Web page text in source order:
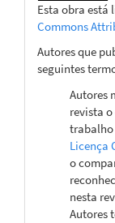
Esta obra está
Commons
Autores que
seguintes
Autores
revista
trabalho
Licença
o
nesta
Autores